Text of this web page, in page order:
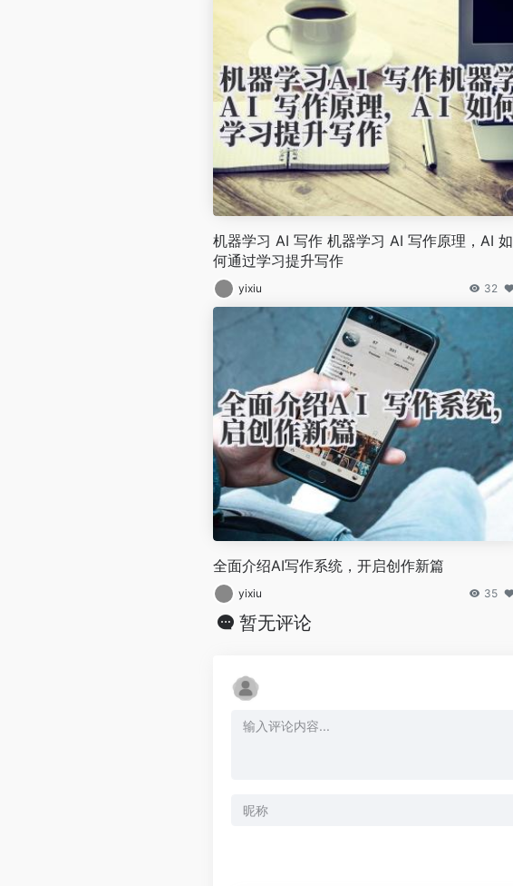
机器学习 AI 写作 机器学习 AI 写作原理，AI 如
何通过学习提升写作
yixiu 32
全面介绍AI写作系统，开启创作新篇
yixiu 35
暂无评论